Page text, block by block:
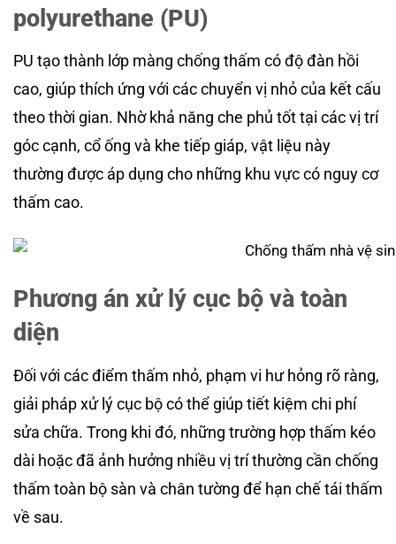
polyurethane (PU)
PU tạo thành lớp màng chống thấm có độ đàn hồi
cao, giúp thích ứng với các chuyển vị nhỏ của kết cấu
theo thời gian. Nhờ khả năng che phủ tốt tại các vị trí
góc cạnh, cổ ống và khe tiếp giáp, vật liệu này
thường được áp dụng cho những khu vực có nguy cơ
thấm cao.
Phương án xử lý cục bộ và toàn
diện
Đối với các điểm thấm nhỏ, phạm vi hư hỏng rõ ràng,
giải pháp xử lý cục bộ có thể giúp tiết kiệm chi phí
sửa chữa. Trong khi đó, những trường hợp thấm kéo
dài hoặc đã ảnh hưởng nhiều vị trí thường cần chống
thấm toàn bộ sàn và chân tường để hạn chế tái thấm
về sau.